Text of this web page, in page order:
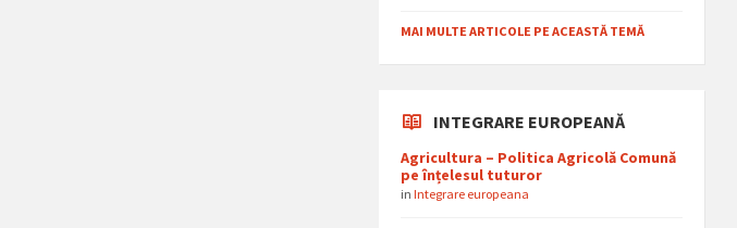
MAI MULTE ARTICOLE PE ACEASTĂ TEMĂ
INTEGRARE EUROPEANĂ
Agricultura – Politica Agricolă Comună
pe înțelesul tuturor
inIntegrare europeana